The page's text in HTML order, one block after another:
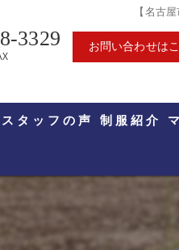
【名古
3329 お問い合わせは
タッフの声 制服紹介